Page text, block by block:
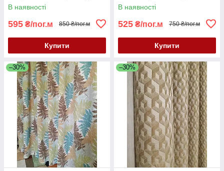
штори. Штори Туреччина
В наявності
595 ₴/пог.м 850 ₴/пог.м
Купити
В наявності
525 ₴/пог.м 750 ₴/пог.м
Купити
–30% –30%